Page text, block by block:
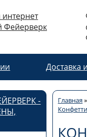
Доставка
-
Главная»
Конфетти